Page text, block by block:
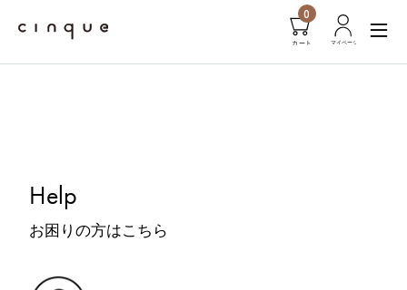
0
Help
お困りの方はこちら